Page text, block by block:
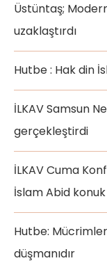
Üstüntaş;
uzaklaştırdı
Hutbe : Hak din
İLKAV Samsun
gerçekleştirdi
İLKAV Cuma
İslam Abid
Hutbe:
düşmanıdır